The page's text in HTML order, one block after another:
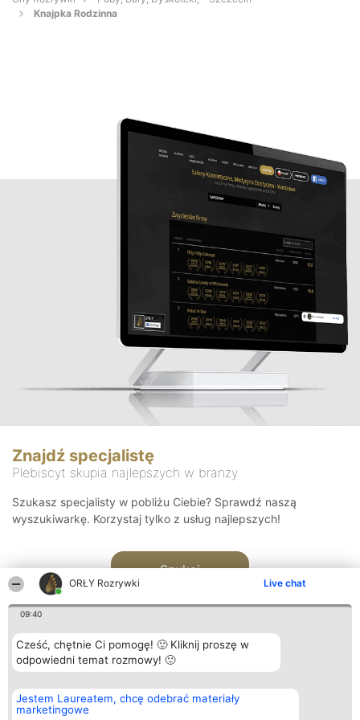
ORŁY Rozrywki Live chat
09:40
Cześć, chętnie Ci pomogę! 🙂 Kliknij proszę w
odpowiedni temat rozmowy! 🙂
Jestem Laureatem, chcę odebrać materiały
marketingowe
Knajpka Rodzinna
Znajdź specjalistę
Plebiscyt skupia najlepszych w branży
Szukasz specjalisty w pobliżu Ciebie? Sprawdź naszą
wyszukiwarkę. Korzystaj tylko z usług najlepszych!
Szukaj
Organizator plebiscytu
Bright Side Solutions sp. z o.
o. sp. k.
Plebiscyt
Laureaci
Kontakt
Kontakt